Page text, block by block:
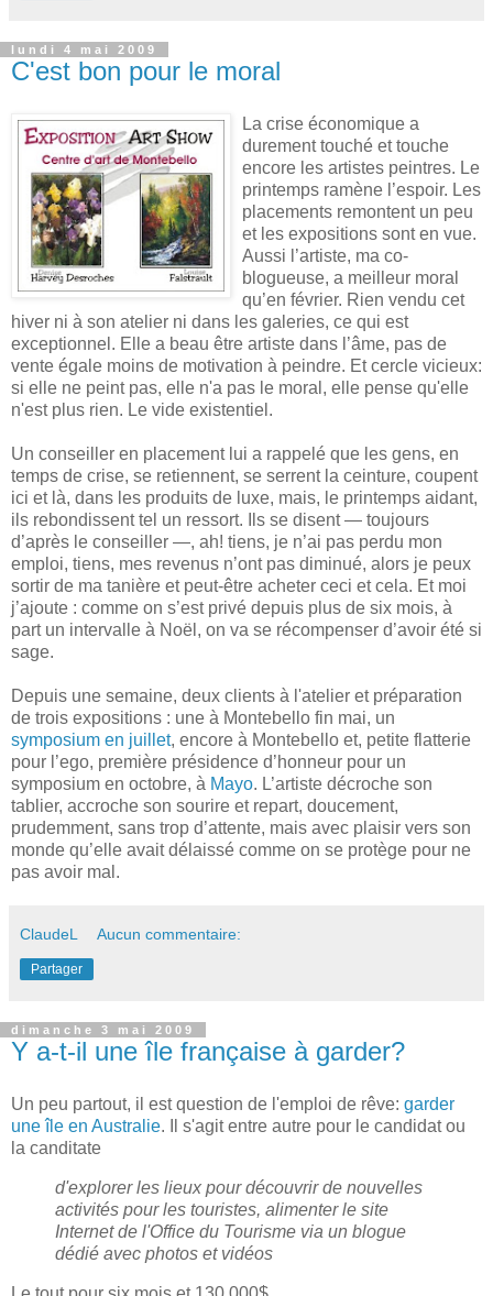
lundi 4 mai 2009
C'est bon pour le moral
La crise économique a
durement touché et touche
encore les artistes peintres. Le
printemps ramène l’espoir. Les
placements remontent un peu
et les expositions sont en vue.
Aussi l’artiste, ma co-
blogueuse, a meilleur moral
qu’en février. Rien vendu cet
hiver ni à son atelier ni dans les galeries, ce qui est
exceptionnel. Elle a beau être artiste dans l’âme, pas de
vente égale moins de motivation à peindre. Et cercle vicieux:
si elle ne peint pas, elle n'a pas le moral, elle pense qu'elle
n'est plus rien. Le vide existentiel.
Un conseiller en placement lui a rappelé que les gens, en
temps de crise, se retiennent, se serrent la ceinture, coupent
ici et là, dans les produits de luxe, mais, le printemps aidant,
ils rebondissent tel un ressort. Ils se disent — toujours
d’après le conseiller —, ah! tiens, je n’ai pas perdu mon
emploi, tiens, mes revenus n’ont pas diminué, alors je peux
sortir de ma tanière et peut-être acheter ceci et cela. Et moi
j’ajoute : comme on s’est privé depuis plus de six mois, à
part un intervalle à Noël, on va se récompenser d’avoir été si
sage.
Depuis une semaine, deux clients à l'atelier et préparation
de trois expositions : une à Montebello fin mai, un
symposium en juillet, encore à Montebello et, petite flatterie
pour l’ego, première présidence d’honneur pour un
symposium en octobre, à Mayo. L’artiste décroche son
tablier, accroche son sourire et repart, doucement,
prudemment, sans trop d’attente, mais avec plaisir vers son
monde qu’elle avait délaissé comme on se protège pour ne
pas avoir mal.
ClaudeL Aucun commentaire:
Partager
dimanche 3 mai 2009
Y a-t-il une île française à garder?
Un peu partout, il est question de l'emploi de rêve: garder
une île en Australie. Il s'agit entre autre pour le candidat ou
la canditate
d'explorer les lieux pour découvrir de nouvelles
activités pour les touristes, alimenter le site
Internet de l'Office du Tourisme via un blogue
dédié avec photos et vidéos